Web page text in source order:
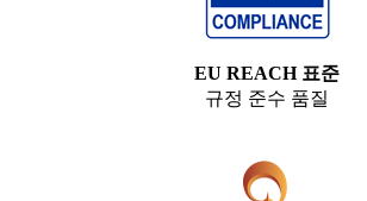
EU REACH 표준
규정 준수 품질